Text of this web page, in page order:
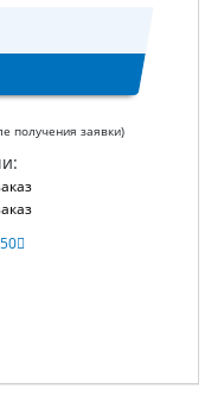
получения заявки)